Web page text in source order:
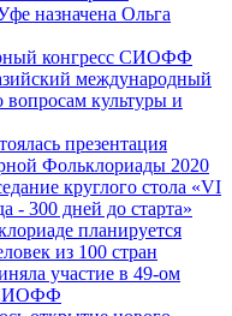
назначена Ольга
конгресс CИОФФ
международный
культуры и
презентация
Фольклориады 2020
круглого стола «VI
- 300 дней до старта»
планируется
из 100 стран
участие в 49-ом
СИОФФ